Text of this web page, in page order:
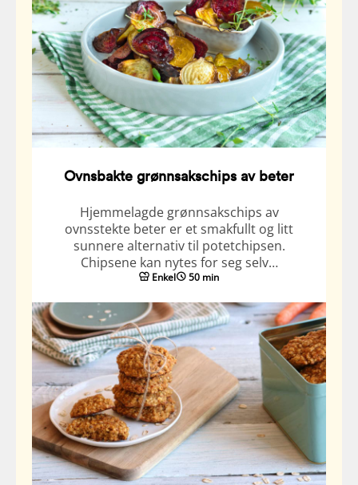
Ovnsbakte grønnsakschips av beter
Hjemmelagde grønnsakschips av
ovnsstekte beter er et smakfullt og litt
sunnere alternativ til potetchipsen.
Chipsene kan nytes for seg selv…
Enkel 50 min